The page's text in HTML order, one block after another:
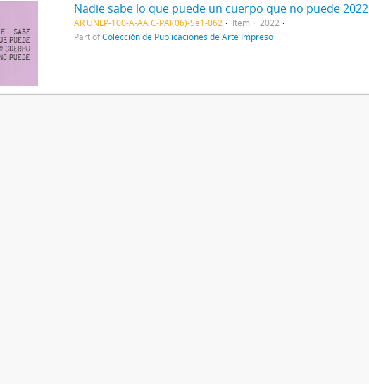
Nadie sabe lo que puede un cuerpo que no puede 2022
AR UNLP-100-A-AA C-PAI(06)-Se1-062 Item
2022
Part ofColección de Publicaciones de Arte Impreso